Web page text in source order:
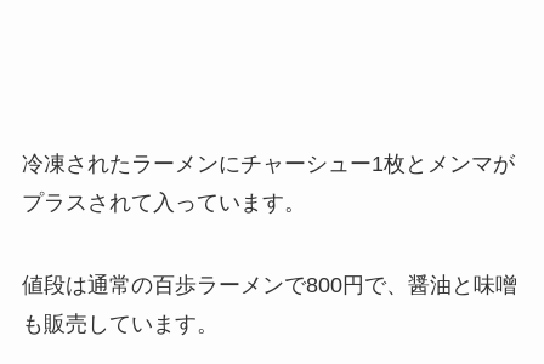
冷凍されたラーメンにチャーシュー1枚とメンマが
プラスされて入っています。
値段は通常の百歩ラーメンで800円で、醤油と味噌
も販売しています。